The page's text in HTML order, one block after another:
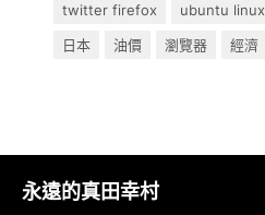
twitter firefox
ubuntu linux
日本
油價 瀏覽器 經濟
永遠的真田幸村